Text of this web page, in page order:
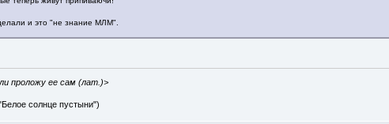
и это "не знание МЛМ".
проложу ее сам (лат.)>
солнце пустыни")